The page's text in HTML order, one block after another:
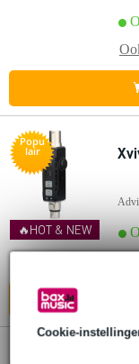
Cookie-
Popu
lair
🔥HOT & NEW